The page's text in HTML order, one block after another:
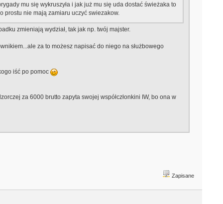
mu się wykruszyła i jak już mu się uda dostać świeżaka to
prostu nie mają zamiaru uczyć swiezakow.
zmieniają wydział, tak jak np. twój majster.
za to możesz napisać do niego na służbowego
iść po pomoc
za 6000 brutto zapyta swojej współczłonkini IW, bo ona w
Zapisane